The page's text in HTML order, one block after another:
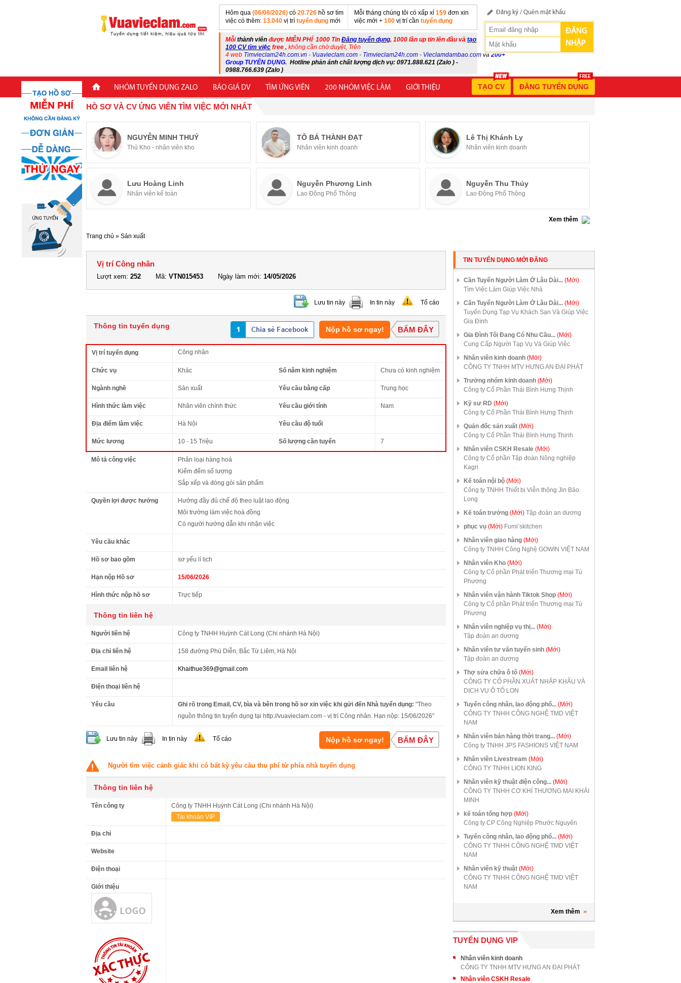
Hôm qua (06/08/2026) có 20.726 hồ sơ tìm
việc có thêm: 13.040 vị trí tuyển dụng mới
Mỗi tháng chúng tôi có xấp xỉ 159 đơn xin
việc mới + 100 vị trí cần tuyển dụng
Mỗithành viên được MIỄN PHÍ 1000 Tin Đăng tuyển dụng, 1000 lần up tin lên đầu và tạo
100 CV tìm việc free , không cần chờ duyệt, Trên
4 web Timvieclam24h.com.vn - Vuavieclam.com - Timvieclam24h.com - Vieclamdambao.com và 200+
Group TUYỂN DỤNG. Hotline phản ánh chất lượng dịch vụ: 0971.888.621 (Zalo ) -
0988.766.639 (Zalo )
Đăng ký /Quên mật khẩu
ĐĂNG
NHẬP
NHÓM TUYỂN DỤNG ZALO BÁO GIÁ DV TÌM ỨNG VIÊN 200 NHÓM VIỆC LÀM GIỚI THIỆU ĐĂNG TUYỂN DỤNG
TẠO CV
HỒ SƠ VÀ CV ỨNG VIÊN TÌM VIỆC MỚI NHẤT
NGUYỄN MINH THUÝ
Thủ Kho - nhân viên kho
TÔ BÁ THÀNH ĐẠT
Nhân viên kinh doanh
Lê Thị Khánh Ly
Nhân viên kinh doanh
Lưu Hoàng Linh
Nhân viên kế toán
Nguyễn Phương Linh
Lao Động Phổ Thông
Nguyễn Thu Thủy
Lao Động Phổ Thông
Xem thêm
Trang chủ » Sản xuất
Vị trí Công nhân
Lượt xem: 252 Mã: VTN015453 Ngày làm mới: 14/05/2026
Lưu tin này In tin này Tố cáo
Thông tin tuyển dụng Nộp hồ sơ ngay! BẤM ĐÂY
Vị trí tuyển dụng Công nhân
Chức vụ Khác Số năm kinh nghiệm Chưa có kinh nghiệm
Ngành nghề Sản xuất Yêu cầu bằng cấp Trung học
Hình thức làm việc Nhân viên chính thức Yêu cầu giới tính Nam
Địa điểm làm việc Hà Nội Yêu cầu độ tuổi
Mức lương 10 - 15 Triệu Số lượng cần tuyển 7
Mô tả công việc
Phân loại hàng hoá
Kiểm đếm số lượng
Sắp xếp và đóng gói sản phẩm
Quyền lợi được hưởng
Hưởng đầy đủ chế độ theo luật lao động
Môi trường làm việc hoà đồng
Có người hướng dẫn khi nhận việc
Yêu cầu khác
Hồ sơ bao gồm sơ yếu lí lịch
Hạn nộp Hồ sơ 15/06/2026
Hình thức nộp hồ sơ Trực tiếp
Thông tin liên hệ
Người liên hệ Công ty TNHH Huỳnh Cát Long (Chi nhánh Hà Nội)
Địa chỉ liên hệ 158 đường Phú Diễn, Bắc Từ Liêm, Hà Nội
Email liên hệ Khaithue369@gmail.com
Điện thoại liên hệ
Yêu cầu Ghi rõ trong Email, CV, bìa và bên trong hồ sơ xin việc khi gửi đến Nhà tuyển dụng: "Theo
nguồn thông tin tuyển dụng tại http://vuavieclam.com - vị trí Công nhân. Hạn nộp: 15/06/2026"
Lưu tin này In tin này Tố cáo Nộp hồ sơ ngay! BẤM ĐÂY
Người tìm việc cảnh giác khi có bất kỳ yêu cầu thu phí từ phía nhà tuyển dụng
Thông tin liên hệ
Tên công ty
Công ty TNHH Huỳnh Cát Long (Chi nhánh Hà Nội)
Tài khoản VIP
Địa chỉ
Website
Điện thoại
Giới thiệu
TIN TUYỂN DỤNG MỚI ĐĂNG
Cần Tuyển Người Làm Ở Lâu Dài... (Mới)
Tìm Việc Làm Giúp Việc Nhà
Cần Tuyển Người Làm Ở Lâu Dài... (Mới)
Tuyển Dụng Tạp Vụ Khách Sạn Và Giúp Việc
Gia Đình
Gia Đình Tôi Đang Có Nhu Cầu... (Mới)
Cung Cấp Người Tạp Vụ Và Giúp Việc
Nhân viên kinh doanh (Mới)
CÔNG TY TNHH MTV HƯNG AN ĐẠI PHÁT
Trưởng nhóm kinh doanh (Mới)
Công ty Cổ Phần Thái Bình Hưng Thịnh
Kỹ sư RD (Mới)
Công ty Cổ Phần Thái Bình Hưng Thịnh
Quản đốc sản xuất (Mới)
Công ty Cổ Phần Thái Bình Hưng Thịnh
Nhân viên CSKH Resale (Mới)
Công ty Cổ phần Tập đoàn Nông nghiệp
Kagri
Kế toán nội bộ (Mới)
Công ty TNHH Thiết bị Viễn thông Jin Bảo
Long
Kế toán trưởng (Mới) Tập đoàn an dương
phục vụ (Mới) Fumi’skitchen
Nhân viên giao hàng (Mới)
Công ty TNHH Công Nghệ GOWIN VIỆT NAM
Nhân viên Kho (Mới)
Công ty Cổ phần Phát triển Thương mại Tú
Phương
Nhân viên vận hành Tiktok Shop (Mới)
Công ty Cổ phần Phát triển Thương mại Tú
Phương
Nhân viên nghiệp vụ thị... (Mới)
Tập đoàn an dương
Nhân viên tư vấn tuyển sinh (Mới)
Tập đoàn an dương
Thợ sửa chữa ô tô (Mới)
CÔNG TY CỔ PHẦN XUẤT NHẬP KHẨU VÀ
DỊCH VỤ Ô TÔ LON
Tuyển công nhân, lao động phổ... (Mới)
CÔNG TY TNHH CÔNG NGHỆ TMD VIỆT
NAM
Nhân viên bán hàng thời trang... (Mới)
Công ty TNHH JPS FASHIONS VIỆT NAM
Nhân viên Livestream (Mới)
CÔNG TY TNHH LION KING
Nhân viên kỹ thuật điện công... (Mới)
CÔNG TY TNHH CƠ KHÍ THƯƠNG MẠI KHẢI
MINH
kế toán tổng hợp (Mới)
Công ty CP Công Nghiệp Phước Nguyên
Tuyển công nhân, lao động phổ... (Mới)
CÔNG TY TNHH CÔNG NGHỆ TMD VIỆT
NAM
Nhân viên kỹ thuật (Mới)
CÔNG TY TNHH CÔNG NGHỆ TMD VIỆT
NAM
Xem thêm
TUYỂN DỤNG VIP
Nhân viên kinh doanh
CÔNG TY TNHH MTV HƯNG AN ĐẠI PHÁT
Nhân viên CSKH Resale